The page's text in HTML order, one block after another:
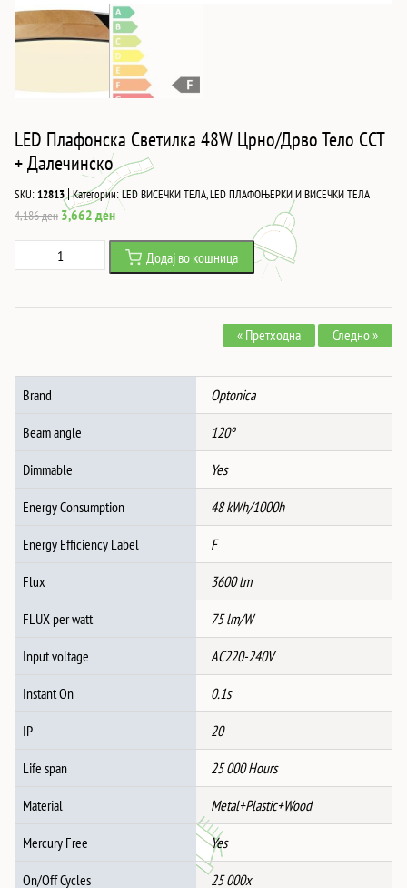
LED Плафонска Светилка 48W Црно/Дрво Тело CCT
+ Далечинско
SKU:12813|Категории:LED ВИСЕЧКИ ТЕЛА,LED ПЛАФОЊЕРКИ И ВИСЕЧКИ ТЕЛА
4,186ден Original
was:
4,186 ден.
3,662 денCurrent
price
3,662 ден.
Плафонска
Тело
CCT
количина
Додај во кошница
« Претходна Следно »
Brand Optonica
Beam angle 120º
Dimmable Yes
Energy Consumption 48 kWh/1000h
Energy Efficiency Label F
Flux 3600 lm
FLUX per watt 75 lm/W
Input voltage AC220-240V
Instant On 0.1s
IP 20
Life span 25 000 Hours
Material Metal+Plastic+Wood
Mercury Free Yes
On/Off Cycles 25 000x